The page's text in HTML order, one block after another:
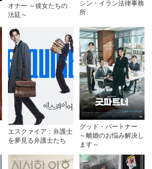
オナー ～彼女たちの
法廷～
シン・イラン法律事務
所
エスクァイア：弁護士
を夢見る弁護士たち
グッド・パートナー
～離婚のお悩み解決し
ます～